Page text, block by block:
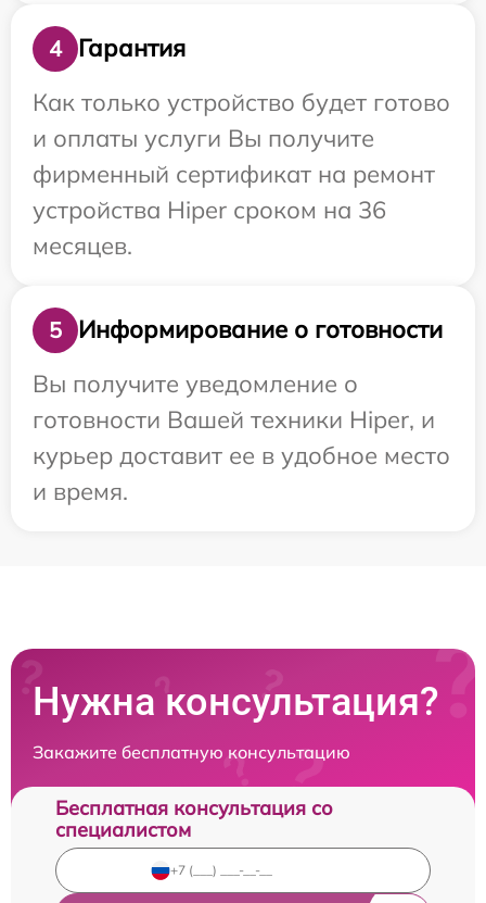
4
Гарантия
Как только устройство будет готово
и оплаты услуги Вы получите
фирменный сертификат на ремонт
устройства Hiper сроком на 36
месяцев.
5
Информирование о готовности
Вы получите уведомление о
готовности Вашей техники Hiper, и
курьер доставит ее в удобное место
и время.
Нужна консультация?
Закажите бесплатную консультацию
Бесплатная консультация со
специалистом